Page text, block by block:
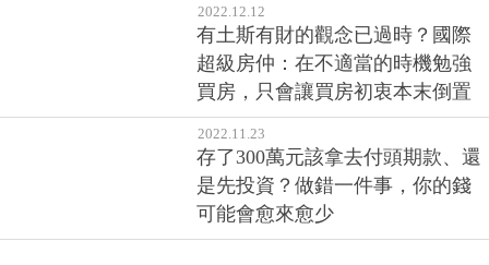
2022.12.12
有土斯有財的觀念已過時？國際
超級房仲：在不適當的時機勉強
買房，只會讓買房初衷本末倒置
2022.11.23
存了300萬元該拿去付頭期款、還
是先投資？做錯一件事，你的錢
可能會愈來愈少